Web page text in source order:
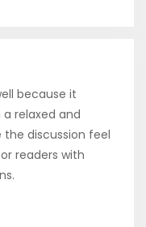
because it
relaxed and
discussion feel
readers with